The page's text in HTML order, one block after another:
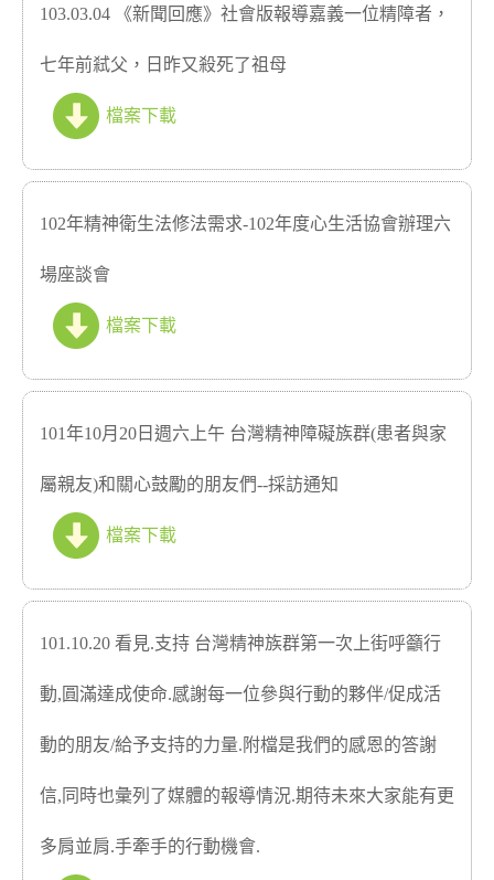
103.03.04 《新聞回應》社會版報導嘉義一位精障者，
七年前弒父，日昨又殺死了祖母
檔案下載
102年精神衛生法修法需求-102年度心生活協會辦理六
場座談會
檔案下載
101年10月20日週六上午 台灣精神障礙族群(患者與家
屬親友)和關心鼓勵的朋友們--採訪通知
檔案下載
101.10.20 看見.支持 台灣精神族群第一次上街呼籲行
動,圓滿達成使命.感謝每一位參與行動的夥伴/促成活
動的朋友/給予支持的力量.附檔是我們的感恩的答謝
信,同時也彙列了媒體的報導情況.期待未來大家能有更
多肩並肩.手牽手的行動機會.